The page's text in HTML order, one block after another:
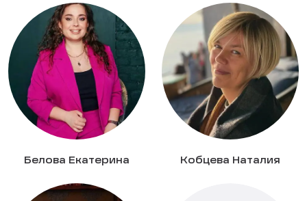
Белова Екатерина Кобцева Наталия